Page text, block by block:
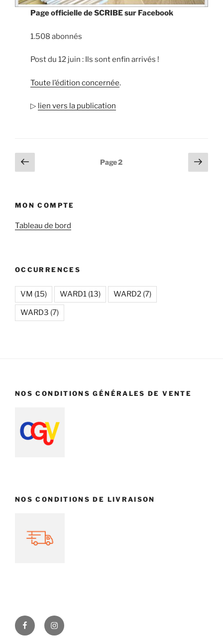
Page officielle de SCRIBE sur Facebook
1.508 abonnés
Post du 12 juin : Ils sont enfin arrivés !
Toute l’édition concernée.
▷ lien vers la publication
Navigation
des
Page
précédente
Page2
Page
MON COMPTE
Tableau de bord
OCCURRENCES
VM (15) WARD1 (13) WARD2 (7)
WARD3 (7)
NOS CONDITIONS GÉNÉRALES DE VENTE
NOS CONDITIONS DE LIVRAISON
FacebookInstagram